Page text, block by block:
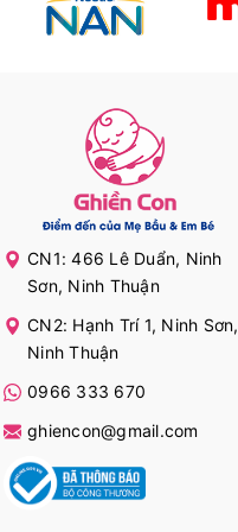
CN1: 466 Lê Duẩn, Ninh
Sơn, Ninh Thuận
CN2: Hạnh Trí 1, Ninh Sơn,
Ninh Thuận
0966 333 670
ghiencon@gmail.com